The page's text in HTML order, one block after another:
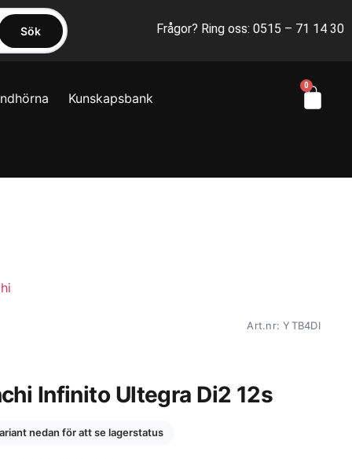
Sök Frågor? Ring oss: 0515 – 71 14 30
Kunskapsbank
0
Art.nr: YTB4DI
Infinito Ultegra Di2 12s
nedan för att se lagerstatus